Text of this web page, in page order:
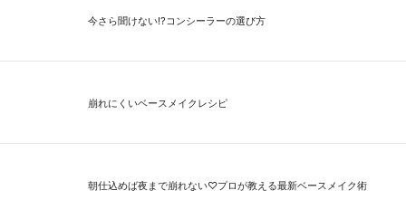
今さら聞けない⁉コンシーラーの選び方
崩れにくいベースメイクレシピ
朝仕込めば夜まで崩れない♡プロが教える最新ベースメイク術